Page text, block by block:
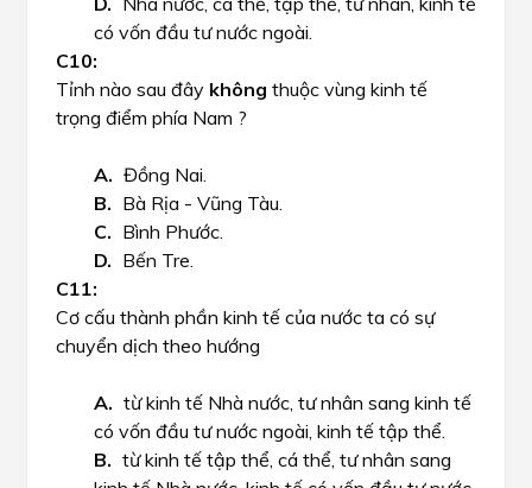
có vốn đầu tư nước ngoài.
Tỉnh nào sau đây không thuộc vùng kinh tế
trọng điểm phía Nam ?
Đồng Nai.
Bà Rịa - Vũng Tàu.
Bình Phước.
Bến Tre.
Cơ cấu thành phần kinh tế của nước ta có sự
chuyển dịch theo hướng
từ kinh tế Nhà nước, tư nhân sang kinh tế
có vốn đầu tư nước ngoài, kinh tế tập thể.
từ kinh tế tập thể, cá thể, tư nhân sang